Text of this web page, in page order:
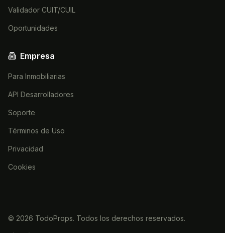
Validador CUIT/CUIL
Oportunidades
Empresa
Para Inmobiliarias
API Desarrolladores
Soporte
Términos de Uso
Privacidad
Cookies
© 2026 TodoProps. Todos los derechos reservados.